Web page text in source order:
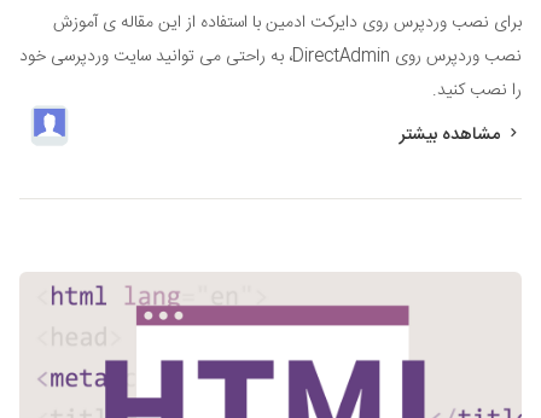
برای نصب وردپرس روی دایرکت ادمین با استفاده از این مقاله ی آموزش
نصب وردپرس روی DirectAdmin، به راحتی می توانید سایت وردپرسی خود
را نصب کنید.
مشاهده بیشتر